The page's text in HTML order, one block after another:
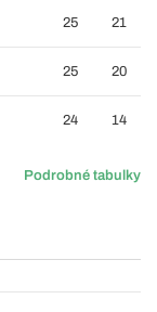
25 21
25 20
24 14
Podrobné tabulky